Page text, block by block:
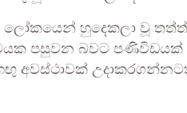
ලෝකයෙන් හුදෙකලා වූ
පසුවන බවට පණිවිඩයක්
අවස්ථාවක්